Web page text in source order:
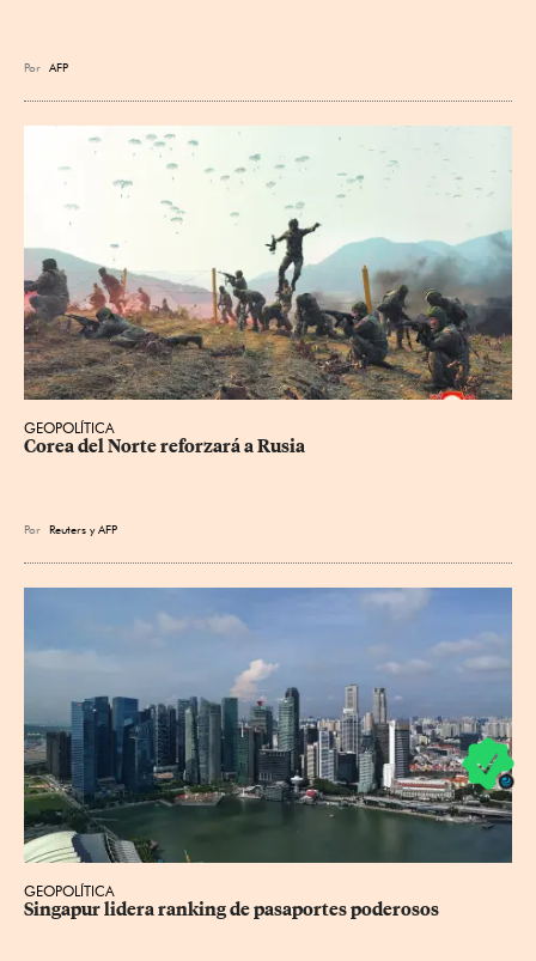
Por AFP
GEOPOLÍTICA
Corea del Norte reforzará a Rusia
Por Reuters yAFP
GEOPOLÍTICA
Singapur lidera ranking de pasaportes poderosos